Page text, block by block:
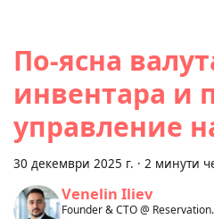
По-ясна
инвентара и
управление
30 декември 2025 г. · 2 минути
Venelin Iliev
Founder & CTO @